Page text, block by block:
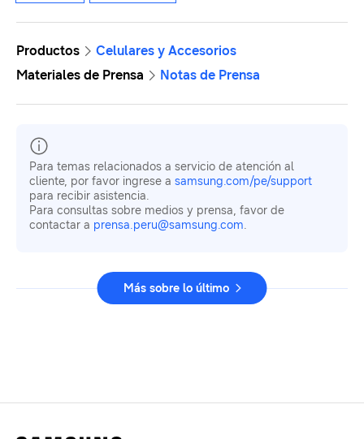
Productos
Celulares y Accesorios
Materiales de Prensa
Notas de Prensa
Para temas relacionados a servicio de atención al
cliente, por favor ingrese a samsung.com/pe/support
para recibir asistencia.
Para consultas sobre medios y prensa, favor de
contactar a prensa.peru@samsung.com.
Más sobre lo último